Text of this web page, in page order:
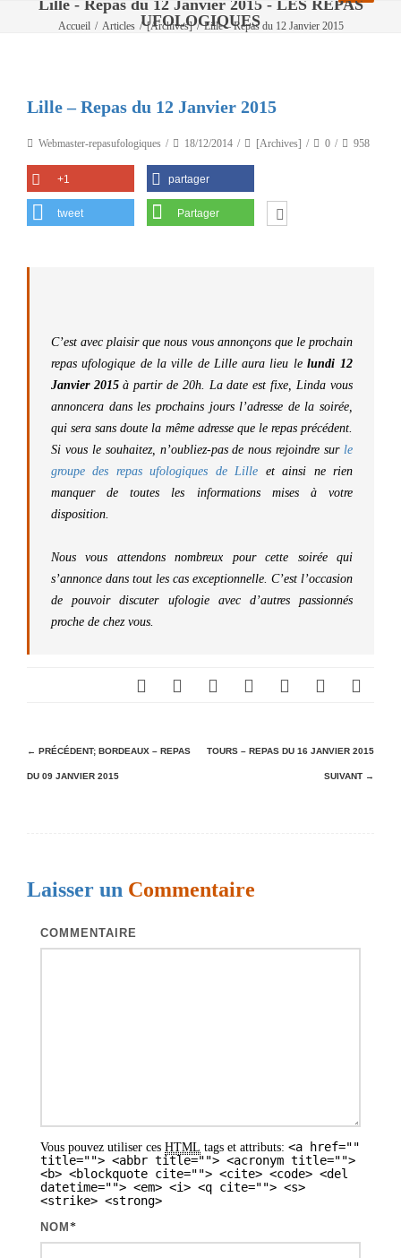
Lille - Repas du 12 Janvier 2015 - LES REPAS
UFOLOGIQUES
Accueil / Articles / [Archives] / Lille – Repas du 12 Janvier 2015
Lille – Repas du 12 Janvier 2015
Webmaster-repasufologiques 18/12/2014 [Archives] 0 958
+1 partager
tweet Partager
C’est avec plaisir que nous vous annonçons que le prochain
repas ufologique de la ville de Lille aura lieu le lundi 12
Janvier 2015 à partir de 20h. La date est fixe, Linda vous
annoncera dans les prochains jours l’adresse de la soirée,
qui sera sans doute la même adresse que le repas précédent.
Si vous le souhaitez, n’oubliez-pas de nous rejoindre sur le
groupe des repas ufologiques de Lille et ainsi ne rien
manquer de toutes les informations mises à votre
disposition.
Nous vous attendons nombreux pour cette soirée qui
s’annonce dans tout les cas exceptionnelle. C’est l’occasion
de pouvoir discuter ufologie avec d’autres passionnés
proche de chez vous.
N
a
a
← PRÉCÉDENT; BORDEAUX – REPAS
DU 09 JANVIER 2015
TOURS – REPAS DU 16 JANVIER 2015
SUIVANT →
Laisser un Commentaire
COMMENTAIRE
Vous pouvez utiliser ces HTML tags et attributs: <a href=""
title=""> <abbr title=""> <acronym title="">
<b> <blockquote cite=""> <cite> <code> <del
datetime=""> <em> <i> <q cite=""> <s>
<strike> <strong>
NOM *